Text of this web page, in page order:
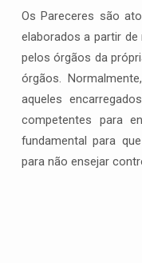
Os Pareceres são
elaborados a partir
pelos órgãos da
órgãos.
aqueles
competentes para
fundamental para
para não ensejar